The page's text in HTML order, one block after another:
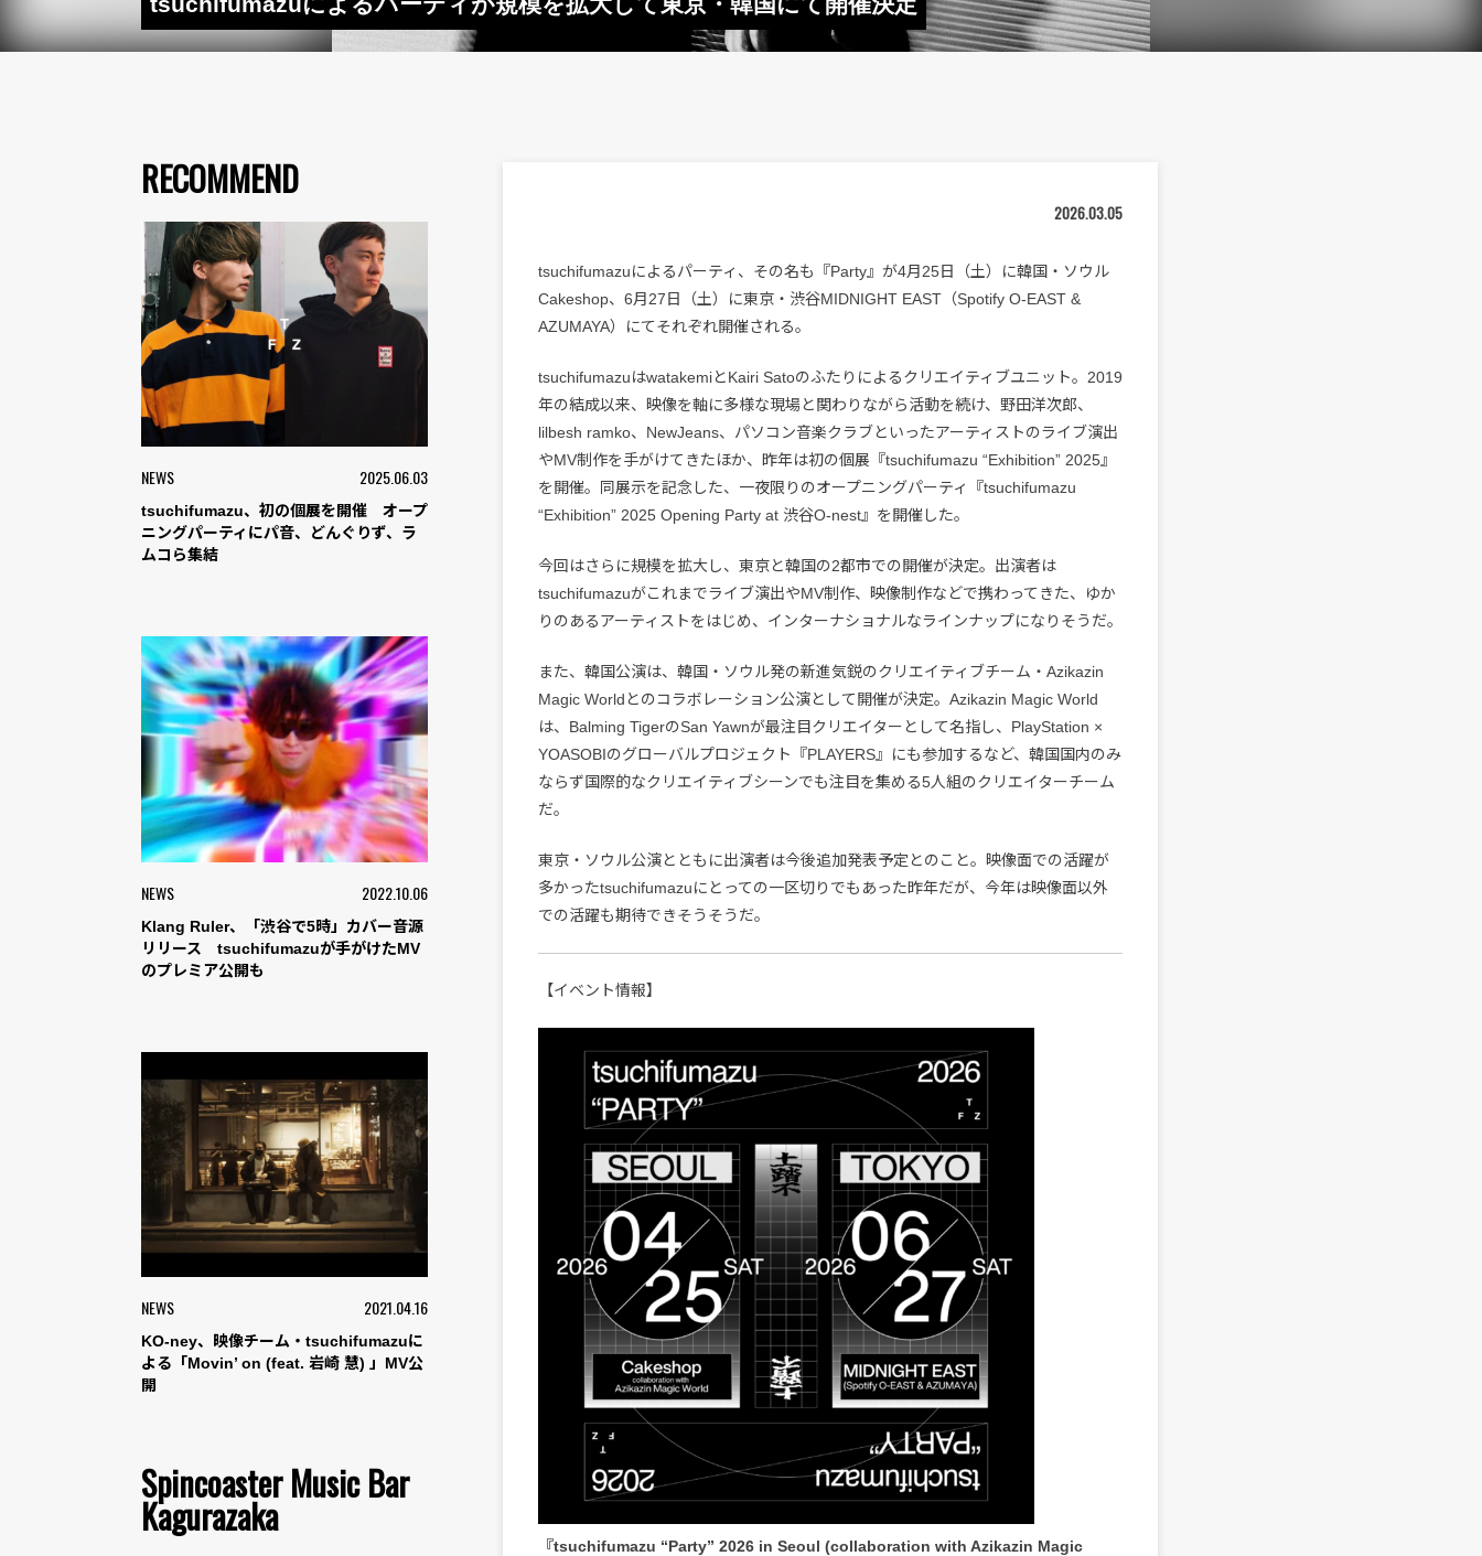
RECOMMEND
NEWS 2025.06.03
tsuchifumazu、初の個展を開催 オープ
ニングパーティにパ音、どんぐりず、ラ
ムコら集結
NEWS 2022.10.06
Klang Ruler、「渋谷で5時」カバー音源
リリース tsuchifumazuが手がけたMV
のプレミア公開も
NEWS 2021.04.16
KO-ney、映像チーム・tsuchifumazuに
よる「Movin’ on (feat. 岩崎 慧) 」MV公
開
Spincoaster Music Bar
Kagurazaka
2026.03.05
tsuchifumazuによるパーティ、その名も『Party』が4月25日（土）に韓国・ソウル
Cakeshop、6月27日（土）に東京・渋谷MIDNIGHT EAST（Spotify O-EAST &
AZUMAYA）にてそれぞれ開催される。
tsuchifumazuはwatakemiとKairi Satoのふたりによるクリエイティブユニット。2019
年の結成以来、映像を軸に多様な現場と関わりながら活動を続け、野田洋次郎、
lilbesh ramko、NewJeans、パソコン音楽クラブといったアーティストのライブ演出
やMV制作を手がけてきたほか、昨年は初の個展『tsuchifumazu “Exhibition” 2025』
を開催。同展示を記念した、一夜限りのオープニングパーティ『tsuchifumazu
“Exhibition” 2025 Opening Party at 渋谷O-nest』を開催した。
今回はさらに規模を拡大し、東京と韓国の2都市での開催が決定。出演者は
tsuchifumazuがこれまでライブ演出やMV制作、映像制作などで携わってきた、ゆか
りのあるアーティストをはじめ、インターナショナルなラインナップになりそうだ。
また、韓国公演は、韓国・ソウル発の新進気鋭のクリエイティブチーム・Azikazin
Magic Worldとのコラボレーション公演として開催が決定。Azikazin Magic World
は、Balming TigerのSan Yawnが最注目クリエイターとして名指し、PlayStation ×
YOASOBIのグローバルプロジェクト『PLAYERS』にも参加するなど、韓国国内のみ
ならず国際的なクリエイティブシーンでも注目を集める5人組のクリエイターチーム
だ。
東京・ソウル公演とともに出演者は今後追加発表予定とのこと。映像面での活躍が
多かったtsuchifumazuにとっての一区切りでもあった昨年だが、今年は映像面以外
での活躍も期待できそうそうだ。
【イベント情報】
『tsuchifumazu “Party” 2026 in Seoul (collaboration with Azikazin Magic